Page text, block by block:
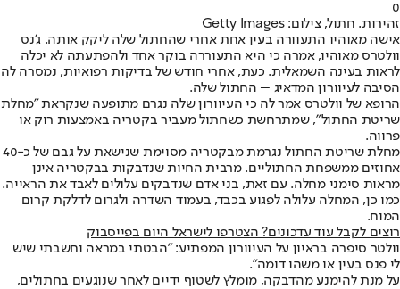
0
זהירות. חתול, צילום: Getty Images
אישה מאוהיו התעוורה בעין אחת אחרי שהחתול שלה ליקק אותה. ג'נס
וולטרס מאוהיו, אמרה כי היא התעוררה בוקר אחד ולהפתעתה לא יכלה
לראות בעינה השמאלית. כעת, אחרי חודש של בדיקות רפואיות, נמסרה לה
הסיבה לעיוורון המדאיג – החתול שלה.
הרופא של וולטרס אמר לה כי העיוורון שלה נגרם מתופעה שנקראת "מחלת
שריטת החתול", שמתרחשת כשחתול מעביר בקטריה באמצעות רוק או
פרווה.
מחלת שריטת החתול נגרמת מבקטריה מסוימת שנישאת על גבם של כ-40
אחוזים ממשפחת החתוליים. מרבית החיות שנדבקות בבקטריה אינן
מראות סימני מחלה. עם זאת, בני אדם שנדבקים עלולים לאבד את הראייה.
כמו כן, המחלה עלולה לפגוע בכבד, בעמוד השדרה ולגרום לדלקת קרום
המוח.
רוצים לקבל עוד עדכונים? הצטרפו לישראל היום בפייסבוק
וולטר סיפרה בראיון על העיוורון המפתיע: "הבטתי במראה וחשבתי שיש
לי פנס בעין או משהו דומה".
על מנת להימנע מהדבקה, מומלץ לשטוף ידיים לאחר שנוגעים בחתולים,